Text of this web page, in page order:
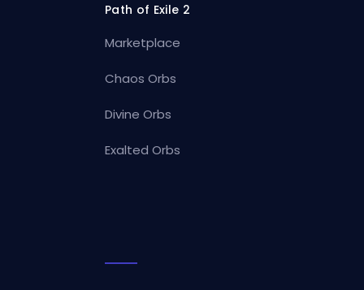
Path of Exile 2
Marketplace
Chaos Orbs
Divine Orbs
Exalted Orbs